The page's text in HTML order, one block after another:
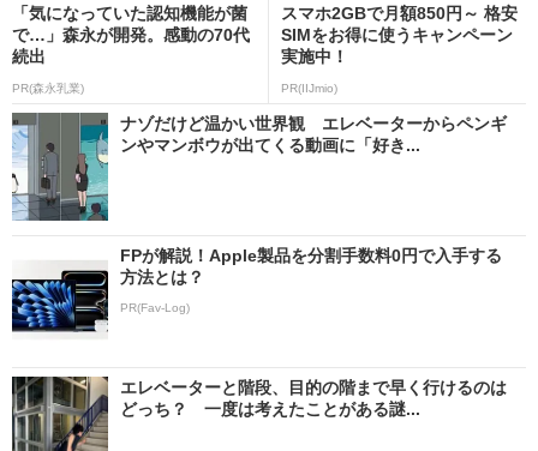
「気になっていた認知機能が菌
で…」森永が開発。感動の70代
続出
PR(森永乳業)
スマホ2GBで月額850円～ 格安
SIMをお得に使うキャンペーン
実施中！
PR(IIJmio)
ナゾだけど温かい世界観 エレベーターからペンギ
ンやマンボウが出てくる動画に「好き...
FPが解説！Apple製品を分割手数料0円で入手する
方法とは？
PR(Fav-Log)
エレベーターと階段、目的の階まで早く行けるのは
どっち？ 一度は考えたことがある謎...